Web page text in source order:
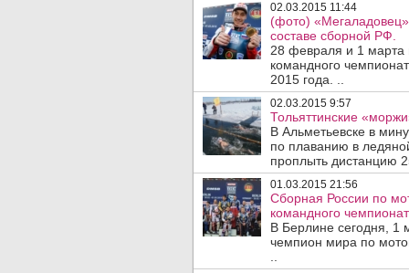
02.03.2015 11:44
(фото)
составе сборной РФ.
28 февраля и 1 марта
командного
2015 года. ..
02.03.2015 9:57
Тольяттинские
В Альметьевске в
по плаванию в
проплыть дистанцию
01.03.2015 21:56
Сборная России по
командного
В Берлине сегодня, 1
чемпион мира по